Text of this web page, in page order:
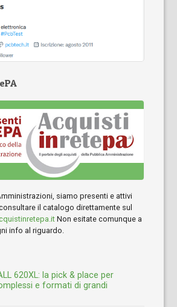
siamo presenti e attivi
il catalogo direttamente sul
Non esitate comunque a
info al riguardo.
620XL: la pick & place per
e formati di grandi